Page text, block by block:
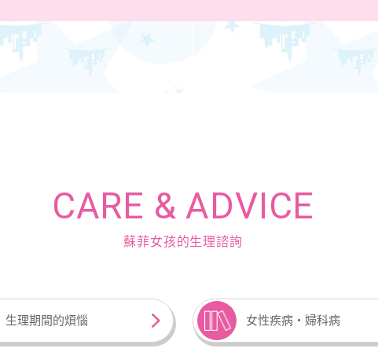
CARE & ADVICE
蘇菲女孩的生理諮詢
生理期間的煩惱 女性疾病‧婦科病